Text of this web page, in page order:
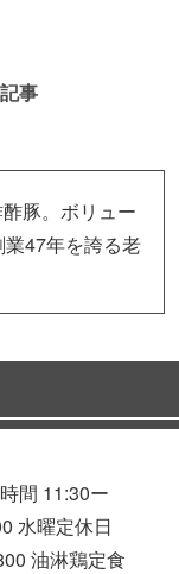
事
豚。ボリュー
47年を誇る老
間 11:30ー
水曜定休日
油淋鶏定食